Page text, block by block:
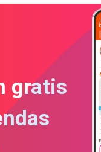
gratis